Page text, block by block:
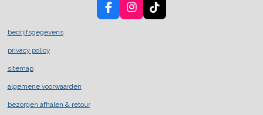
F
a
I
n
T
i
bedrijfsgegevens
privacy policy
sitemap
algemene voorwaarden
bezorgen afhalen & retour